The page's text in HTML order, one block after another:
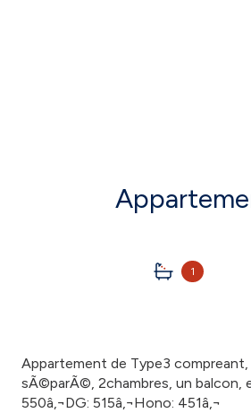
1
Appartement de Type3
sÃ©parÃ©, 2chambres, un balcon,
550â‚¬DG: 515â‚¬Hono: 451â‚¬